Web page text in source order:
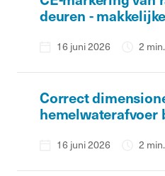
deuren -
16 juni 2026 2 min.
Correct
hemelwaterafvoer
16 juni 2026 2 min.